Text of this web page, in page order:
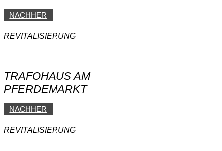
NACHHER
REVITALISIERUNG
TRAFOHAUS AM
PFERDEMARKT
NACHHER
REVITALISIERUNG